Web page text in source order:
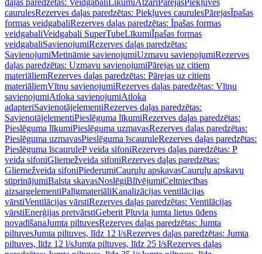
daļas paredzētas: Veidgabali LīkumiAtzari PārejasPiekļuves
caurulesRezerves daļas paredzētas: Piekļuves caurulesPārejasĪpašas
formas veidgabaliRezerves daļas paredzētas: Īpašas formas
veidgabaliVeidgabali SuperTubeLīkumiĪpašas formas
veidgabaliSavienojumiRezerves daļas paredzētas:
SavienojumiMetināmie savienojumiUzmavu savienojumiRezerves
daļas paredzētas: Uzmavu savienojumiPārejas uz citiem
materiāliemRezerves daļas paredzētas: Pārejas uz citiem
materiāliemVītņu savienojumiRezerves daļas paredzētas: Vītņu
savienojumiAtloka savienojumiAtloka
adapteriSavienotājelementiRezerves daļas paredzētas:
SavienotājelementiPieslēguma līkumiRezerves daļas paredzētas:
Pieslēguma līkumiPieslēguma uzmavasRezerves daļas paredzētas:
Pieslēguma uzmavasPieslēguma īscauruleRezerves daļas paredzētas:
Pieslēguma īscauruleP veida sifoniRezerves daļas paredzētas: P
veida sifoniGliemežveida sifoniRezerves daļas paredzētas:
Gliemežveida sifoniPiederumiCauruļu apskavasCauruļu apskavu
stiprinājumiBalsta skavasNoslēgiBlīvējumiCeltniecības
aizsargelementiPalīgmateriāliKanalizācijas ventilācijas
vārstiVentilācijas vārstiRezerves daļas paredzētas: Ventilācijas
vārstiEnerģijas pretvārstiGeberit Pluvia jumta lietus ūdens
novadīšanaJumta piltuvesRezerves daļas paredzētas: Jumta
piltuvesJumta piltuves, līdz 12 l/sRezerves daļas paredzētas: Jumta
piltuves, līdz 12 l/sJumta piltuves, līdz 25 l/sRezerves daļas